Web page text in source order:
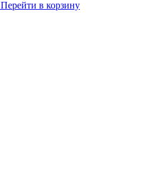
Перейти в корзину